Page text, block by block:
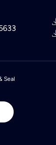
Seal